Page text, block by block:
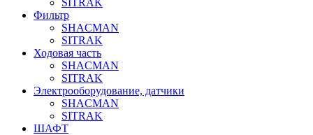
Фильтр
SHACMAN
SITRAK
Ходовая часть
SHACMAN
SITRAK
Электрооборудование, датчики
SHACMAN
SITRAK
ШАФТ